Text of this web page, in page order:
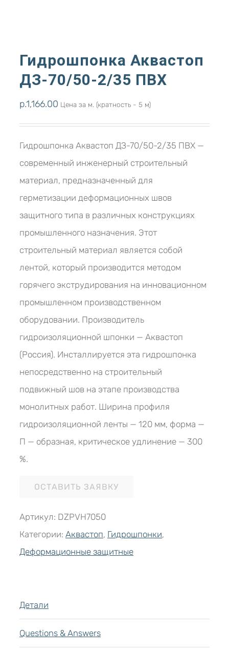
Гидрошпонка Аквастоп
ДЗ-70/50-2/35 ПВХ
р.1,166.00 Цена за м. (кратность - 5 м)
Гидрошпонка Аквастоп ДЗ-70/50-2/35 ПВХ —
современный инженерный строительный
материал, предназначенный для
герметизации деформационных швов
защитного типа в различных конструкциях
промышленного назначения. Этот
строительный материал является собой
лентой, который производится методом
горячего экструдирования на инновационном
промышленном производственном
оборудовании. Производитель
гидроизоляционной шпонки — Аквастоп
(Россия). Инсталлируется эта гидрошпонка
непосредственно на строительный
подвижный шов на этапе производства
монолитных работ. Ширина профиля
гидроизоляционной ленты — 120 мм, форма —
П — образная, критическое удлинение — 300
%.
ОСТАВИТЬ ЗАЯВКУ
Артикул: DZPVH7050
Категории: Аквастоп, Гидрошпонки,
Деформационные защитные
Детали
Questions & Answers